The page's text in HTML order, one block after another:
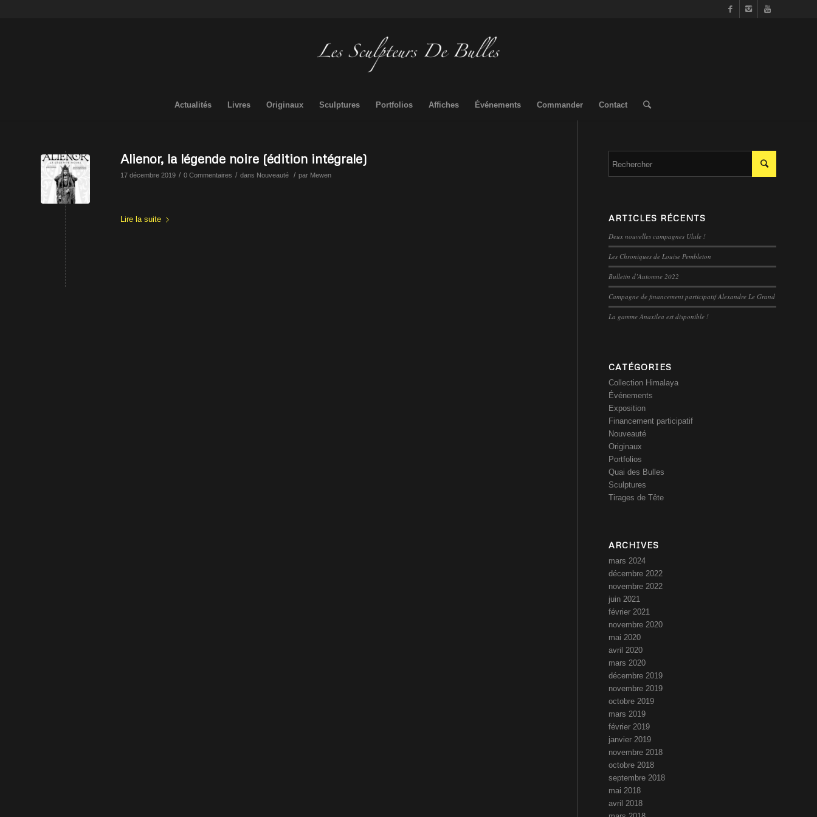
Actualités Livres Originaux Sculptures Portfolios Affiches Événements Commander Contact
Alienor, la légende noire (édition intégrale)
17 décembre 2019 / 0 Commentaires / dans Nouveauté / par Mewen
Lire la suite ARTICLES RÉCENTS
Deux nouvelles campagnes Ulule !
Les Chroniques de Louise Pembleton
Bulletin d’Automne 2022
Campagne de financement participatif Alexandre Le Grand
La gamme Anaxilea est disponible !
CATÉGORIES
Collection Himalaya
Événements
Exposition
Financement participatif
Nouveauté
Originaux
Portfolios
Quai des Bulles
Sculptures
Tirages de Tête
ARCHIVES
mars 2024
décembre 2022
novembre 2022
juin 2021
février 2021
novembre 2020
mai 2020
avril 2020
mars 2020
décembre 2019
novembre 2019
octobre 2019
mars 2019
février 2019
janvier 2019
novembre 2018
octobre 2018
septembre 2018
mai 2018
avril 2018